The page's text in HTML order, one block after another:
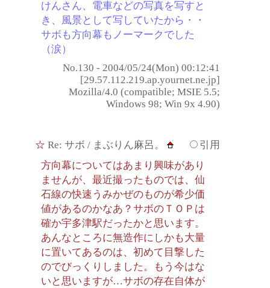
けんさん、電車などの写真を写すと
き、風景として写していたから・・
サボも方向幕もノーマークでした
（涙）
No.130 - 2004/05/24(Mon) 00:12:41
[29.57.112.219.ap.yournet.ne.jp]
Mozilla/4.0 (compatible; MSIE 5.5;
Windows 98; Win 9x 4.90)
☆ Re: サボ / まぶりん麻呂。
引用
方向幕についてはあまり興味があり
ませんが、最近撮ったものでは、仙
石線の快速うみかぜのものが希少価
値があるのかなあ？サボのＴＯＰは
確か宇多津駅だったかと思います。
あんなところに無造作にしかも大量
に置いてあるのは、初めて目撃した
のでびっくりしました。もう今はな
いと思いますが…サボの存在自体が